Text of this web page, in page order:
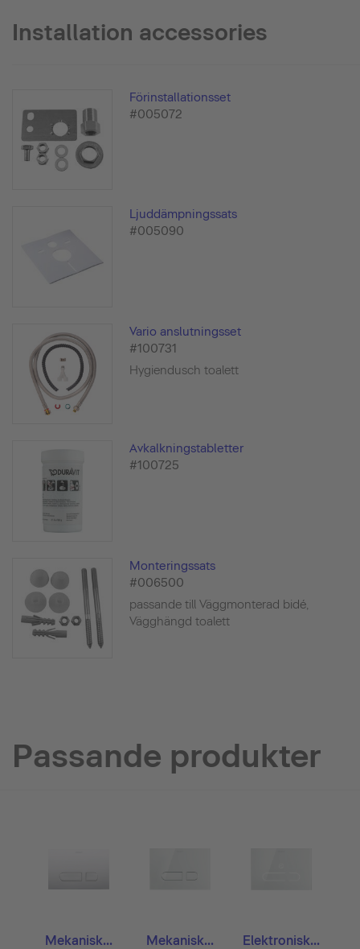
Installation accessories
Förinstallationsset
#005072
Ljuddämpningssats
#005090
Vario anslutningsset
#100731
Hygiendusch toalett
Avkalkningstabletter
#100725
Monteringssats
#006500
passande till Väggmonterad bidé,
Vägghängd toalett
Passande produkter
Mekanisk...
Mekanisk...
Elektronisk...